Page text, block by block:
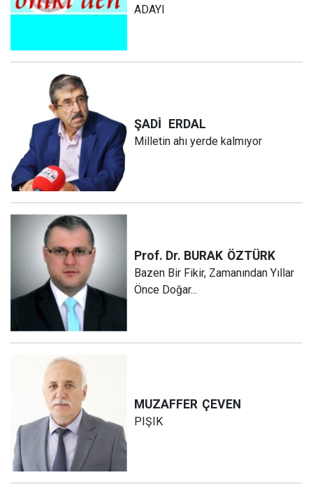
ADAYI
ŞADİ ERDAL
Milletin ahı yerde kalmıyor
Prof. Dr. BURAK ÖZTÜRK
Bazen Bir Fikir, Zamanından Yıllar
Önce Doğar...
MUZAFFER ÇEVEN
PIŞIK